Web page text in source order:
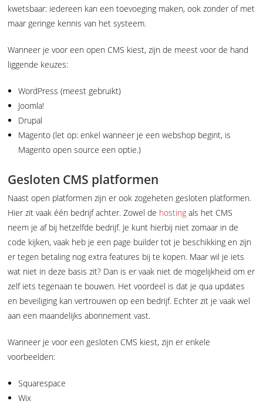
kwetsbaar: iedereen kan een toevoeging maken, ook zonder of met
maar geringe kennis van het systeem.
Wanneer je voor een open CMS kiest, zijn de meest voor de hand
liggende keuzes:
WordPress (meest gebruikt)
Joomla!
Drupal
Magento (let op: enkel wanneer je een webshop begint, is
Magento open source een optie.)
Gesloten CMS platformen
Naast open platformen zijn er ook zogeheten gesloten platformen.
Hier zit vaak één bedrijf achter. Zowel de hosting als het CMS
neem je af bij hetzelfde bedrijf. Je kunt hierbij niet zomaar in de
code kijken, vaak heb je een page builder tot je beschikking en zijn
er tegen betaling nog extra features bij te kopen. Maar wil je iets
wat niet in deze basis zit? Dan is er vaak niet de mogelijkheid om er
zelf iets tegenaan te bouwen. Het voordeel is dat je qua updates
en beveiliging kan vertrouwen op een bedrijf. Echter zit je vaak wel
aan een maandelijks abonnement vast.
Wanneer je voor een gesloten CMS kiest, zijn er enkele
voorbeelden:
Squarespace
Wix